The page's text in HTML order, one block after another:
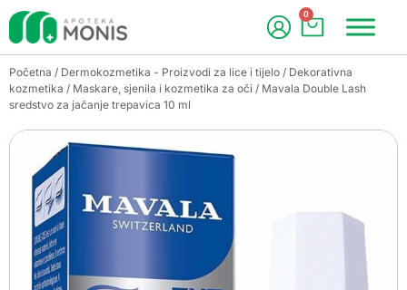
0
Početna / Dermokozmetika - Proizvodi za lice i tijelo / Dekorativna
kozmetika / Maskare, sjenila i kozmetika za oči / Mavala Double Lash
sredstvo za jačanje trepavica 10 ml